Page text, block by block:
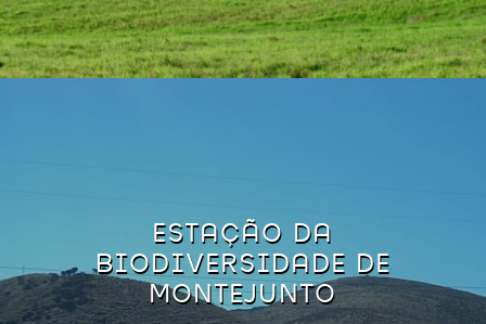
ESTAÇÃO DA
BIODIVERSIDADE DE
MONTEJUNTO